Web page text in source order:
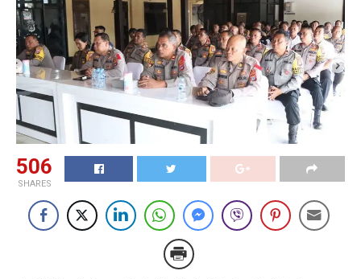
506
SHARES